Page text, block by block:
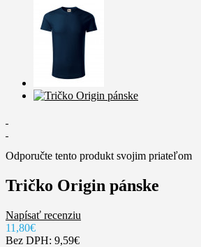
Odporučte tento produkt svojim priateľom
Tričko Origin pánske
Napísať recenziu
11,80€
Bez DPH: 9,59€